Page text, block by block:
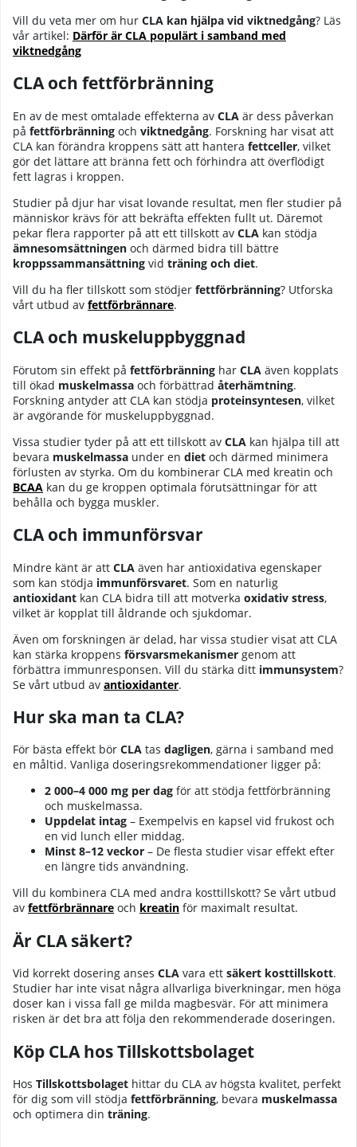
Vill du veta mer om hur CLA kan hjälpa vid viktnedgång? Läs
vår artikel: Därför är CLA populärt i samband med
viktnedgång
CLA och fettförbränning
En av de mest omtalade effekterna av CLA är dess påverkan
på fettförbränning och viktnedgång. Forskning har visat att
CLA kan förändra kroppens sätt att hantera fettceller, vilket
gör det lättare att bränna fett och förhindra att överflödigt
fett lagras i kroppen.
Studier på djur har visat lovande resultat, men fler studier på
människor krävs för att bekräfta effekten fullt ut. Däremot
pekar flera rapporter på att ett tillskott av CLA kan stödja
ämnesomsättningen och därmed bidra till bättre
kroppssammansättning vid träning och diet.
Vill du ha fler tillskott som stödjer fettförbränning? Utforska
vårt utbud av fettförbrännare.
CLA och muskeluppbyggnad
Förutom sin effekt på fettförbränning har CLA även kopplats
till ökad muskelmassa och förbättrad återhämtning.
Forskning antyder att CLA kan stödja proteinsyntesen, vilket
är avgörande för muskeluppbyggnad.
Vissa studier tyder på att ett tillskott av CLA kan hjälpa till att
bevara muskelmassa under en diet och därmed minimera
förlusten av styrka. Om du kombinerar CLA med kreatin och
BCAA kan du ge kroppen optimala förutsättningar för att
behålla och bygga muskler.
CLA och immunförsvar
Mindre känt är att CLA även har antioxidativa egenskaper
som kan stödja immunförsvaret. Som en naturlig
antioxidant kan CLA bidra till att motverka oxidativ stress,
vilket är kopplat till åldrande och sjukdomar.
Även om forskningen är delad, har vissa studier visat att CLA
kan stärka kroppens försvarsmekanismer genom att
förbättra immunresponsen. Vill du stärka ditt immunsystem?
Se vårt utbud av antioxidanter.
Hur ska man ta CLA?
För bästa effekt bör CLA tas dagligen, gärna i samband med
en måltid. Vanliga doseringsrekommendationer ligger på:
2 000–4 000 mg per dag för att stödja fettförbränning
och muskelmassa.
Uppdelat intag – Exempelvis en kapsel vid frukost och
en vid lunch eller middag.
Minst 8–12 veckor – De flesta studier visar effekt efter
en längre tids användning.
Vill du kombinera CLA med andra kosttillskott? Se vårt utbud
av fettförbrännare och kreatin för maximalt resultat.
Är CLA säkert?
Vid korrekt dosering anses CLA vara ett säkert kosttillskott.
Studier har inte visat några allvarliga biverkningar, men höga
doser kan i vissa fall ge milda magbesvär. För att minimera
risken är det bra att följa den rekommenderade doseringen.
Köp CLA hos Tillskottsbolaget
Hos Tillskottsbolaget hittar du CLA av högsta kvalitet, perfekt
för dig som vill stödja fettförbränning, bevara muskelmassa
och optimera din träning.